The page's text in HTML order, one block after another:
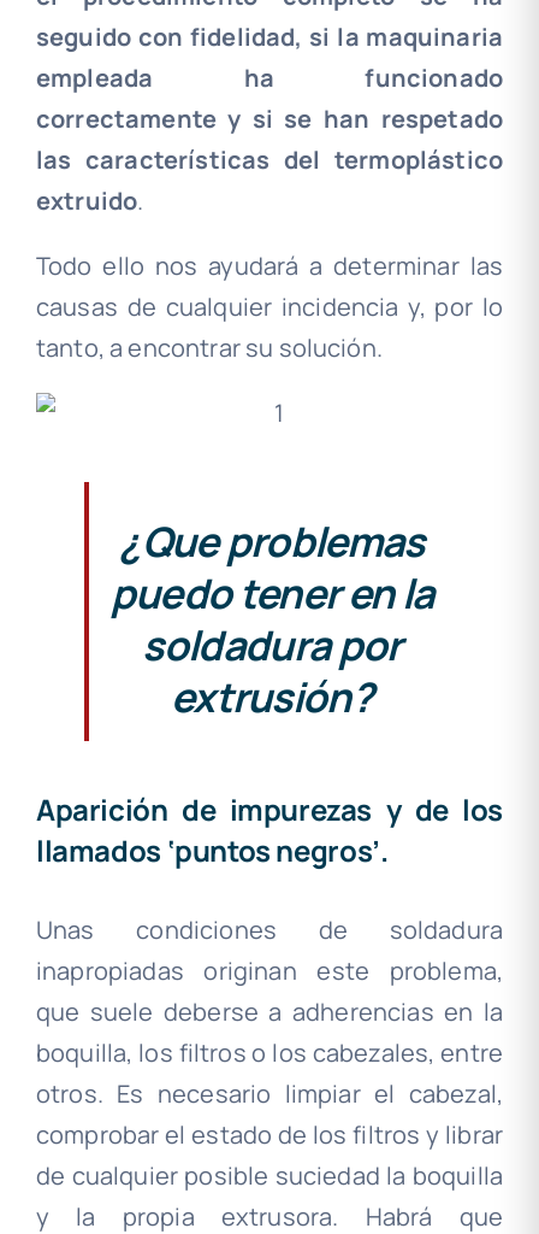
seguido con fidelidad, si la maquinaria
empleada ha funcionado
correctamente y si se han respetado
las características del termoplástico
extruido.
Todo ello nos ayudará a determinar las
causas de cualquier incidencia y, por lo
tanto, a encontrar su solución.
¿Que problemas
puedo tener en la
soldadura por
extrusión?
Aparición de impurezas y de los
llamados ‘puntos negros’.
Unas condiciones de soldadura
inapropiadas originan este problema,
que suele deberse a adherencias en la
boquilla, los filtros o los cabezales, entre
otros. Es necesario limpiar el cabezal,
comprobar el estado de los filtros y librar
de cualquier posible suciedad la boquilla
y la propia extrusora. Habrá que